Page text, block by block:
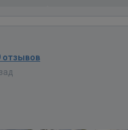
отзывов